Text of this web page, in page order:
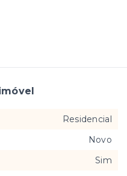
Residencial
Novo
Sim